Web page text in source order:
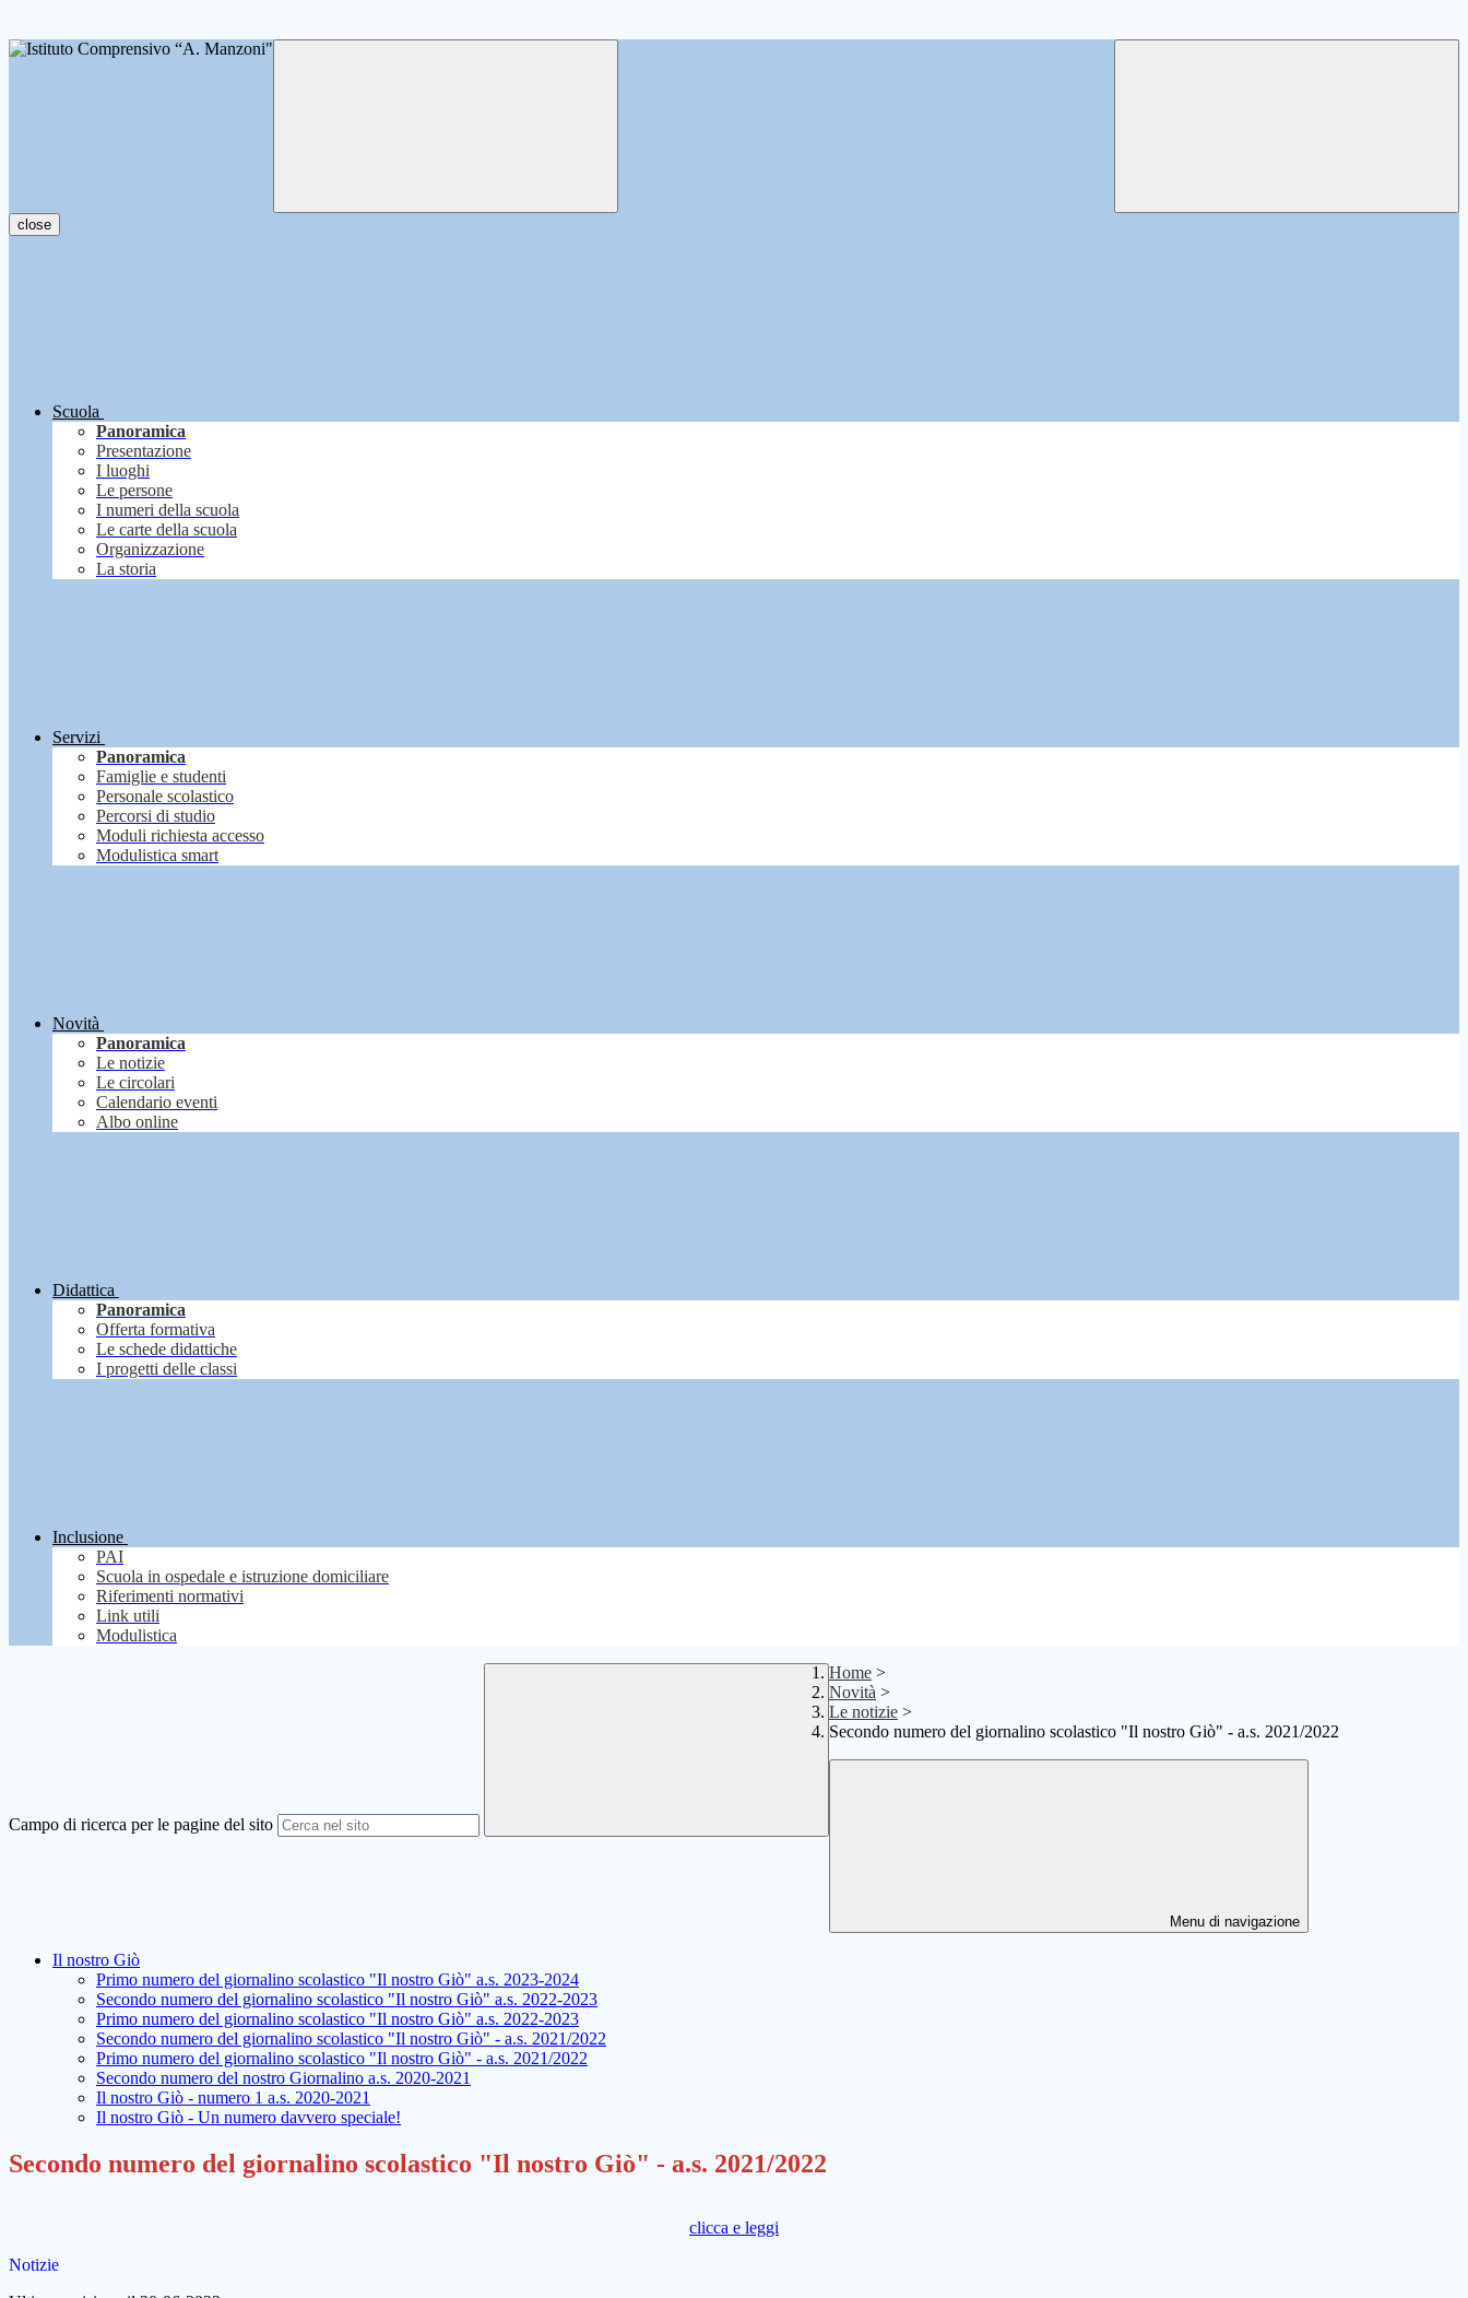
close
Scuola
Panoramica
Presentazione
I luoghi
Le persone
I numeri della scuola
Le carte della scuola
Organizzazione
La storia
Servizi
Panoramica
Famiglie e studenti
Personale scolastico
Percorsi di studio
Moduli richiesta accesso
Modulistica smart
Novità
Panoramica
Le notizie
Le circolari
Calendario eventi
Albo online
Didattica
Panoramica
Offerta formativa
Le schede didattiche
I progetti delle classi
Inclusione
PAI
Scuola in ospedale e istruzione domiciliare
Riferimenti normativi
Link utili
Modulistica
Campo di ricerca per le pagine del sito
Home >
Novità >
Le notizie >
Secondo numero del giornalino scolastico "Il nostro Giò" - a.s. 2021/2022
Menu di navigazione
Il nostro Giò
Primo numero del giornalino scolastico "Il nostro Giò" a.s. 2023-2024
Secondo numero del giornalino scolastico "Il nostro Giò" a.s. 2022-2023
Primo numero del giornalino scolastico "Il nostro Giò" a.s. 2022-2023
Secondo numero del giornalino scolastico "Il nostro Giò" - a.s. 2021/2022
Primo numero del giornalino scolastico "Il nostro Giò" - a.s. 2021/2022
Secondo numero del nostro Giornalino a.s. 2020-2021
Il nostro Giò - numero 1 a.s. 2020-2021
Il nostro Giò - Un numero davvero speciale!
Secondo numero del giornalino scolastico "Il nostro Giò" - a.s. 2021/2022
clicca e leggi
Notizie